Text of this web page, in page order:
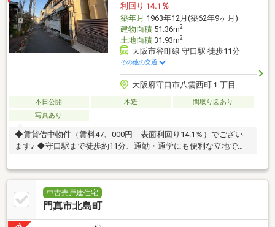
利回り 14.1％
築年月 1963年12月(築62年9ヶ月)
建物面積51.36m2
土地面積31.93m2
大阪市谷町線 守口駅 徒歩11分
その他の交通
大阪府守口市八雲西町１丁目
本日公開 木造
間取り図あり
写真あり
◆賃貸借中物件（賃料47、000円 表面利回り14.1％）でござい
ます♪ ◆守口駅まで徒歩約11分、通勤・通学にも便利な立地です♪
す♪
中古売戸建住宅
門真市北島町